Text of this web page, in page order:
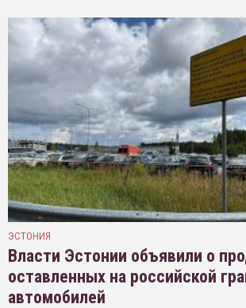
ЭСТОНИЯ
Власти Эстонии объявили о
оставленных на российской
автомобилей